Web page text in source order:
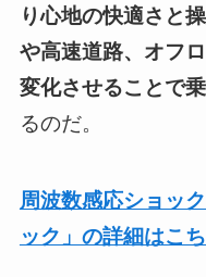
り心地の快適さと
や高速道路、オフ
変化させることで
るのだ。
周波数感応ショッ
ック」の詳細はこ